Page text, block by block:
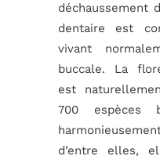
déchaussement
dentaire est
vivant
buccale. La
est
700 espèces
d’entre elles,